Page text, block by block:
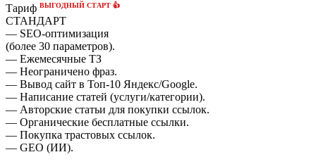
Тариф ВЫГОДНЫЙ СТАРТ 👍
СТАНДАРТ
— SEO-оптимизация
(более 30 параметров).
— Ежемесячные ТЗ
— Неограничено фраз.
— Вывод сайт в Топ-10 Яндекс/Google.
— Написание статей (услуги/категории).
— Авторские статьи для покупки ссылок.
— Органические бесплатные ссылки.
— Покупка трастовых ссылок.
— GEO (ИИ).